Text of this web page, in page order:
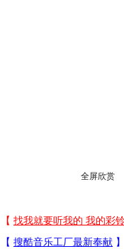
全屏欣赏